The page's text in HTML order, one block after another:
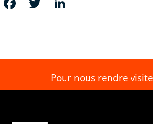
FACEBOOK TWITTER
Pour nous rendre visite